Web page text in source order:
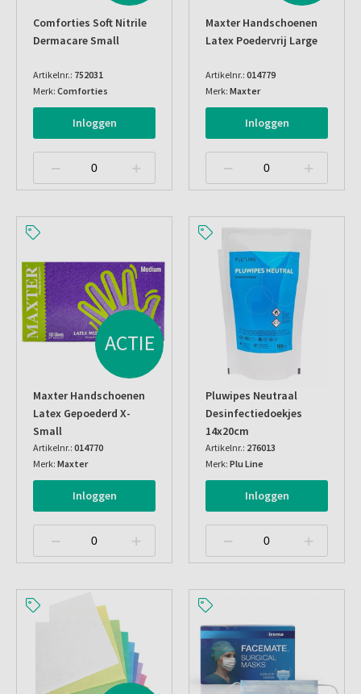
Comforties Soft Nitrile
Dermacare Small
Artikelnr.: 752031
Merk: Comforties
Inloggen
Maxter Handschoenen
Latex Poedervrij Large
Artikelnr.: 014779
Merk: Maxter
Inloggen
ACTIE
Maxter Handschoenen
Latex Gepoederd X-
Small
Artikelnr.: 014770
Merk: Maxter
Inloggen
Pluwipes Neutraal
Desinfectiedoekjes
14x20cm
Artikelnr.: 276013
Merk: Plu Line
Inloggen